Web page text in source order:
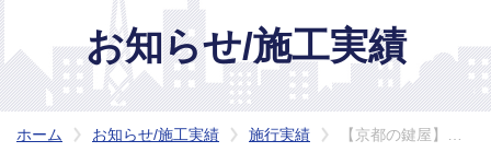
お知らせ/施工実績
ホーム お知らせ/施工実績 施行実績 【京都の鍵屋】京田辺市 マンション開錠 U９(LSP)